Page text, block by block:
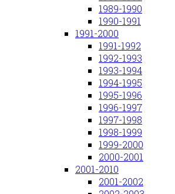
1989-1990
1990-1991
1991-2000
1991-1992
1992-1993
1993-1994
1994-1995
1995-1996
1996-1997
1997-1998
1998-1999
1999-2000
2000-2001
2001-2010
2001-2002